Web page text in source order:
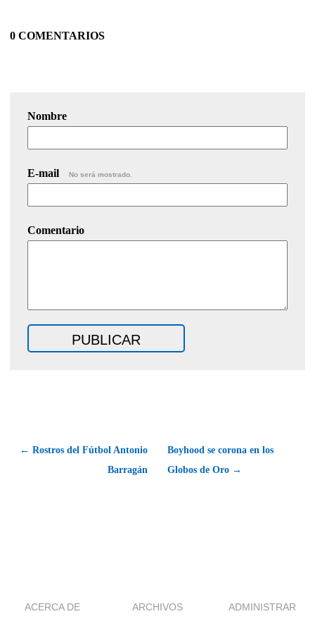
0 COMENTARIOS
Nombre
E-mail No será mostrado.
Comentario
← Rostros del Fútbol Antonio
Barragán
Boyhood se corona en los
Globos de Oro →
ACERCA DE ARCHIVOS ADMINISTRAR